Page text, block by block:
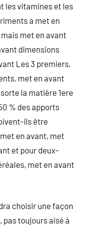
les vitamines et les
a met en
met en avant
dimensions
Les 3 premiers,
met en avant
la matière 1ere
% des apports
ils être
en avant, met
et pour deux-
met en avant
choisir une façon
pas toujours aisé à